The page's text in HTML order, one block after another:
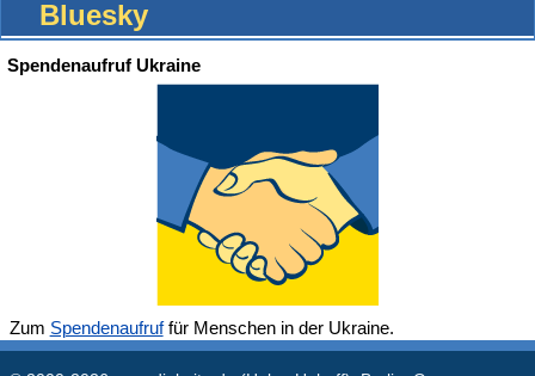
Bluesky
Spendenaufruf Ukraine
Zum Spendenaufruffür Menschen in der Ukraine.